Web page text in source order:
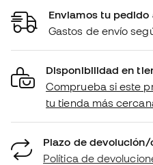
Enviamos tu
Gastos de envío
Disponibilidad en
Comprueba si este
tu tienda más
Plazo de
Política de